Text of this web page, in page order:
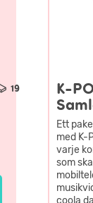
19
K-
Ett
med K-
varje
som
coola